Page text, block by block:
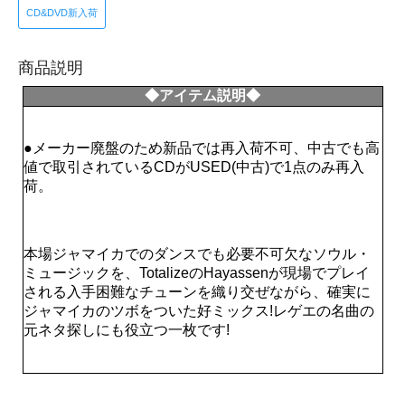
CD&DVD新入荷
商品説明
◆アイテム説明◆
●メーカー廃盤のため新品では再入荷不可、中古でも高
値で取引されているCDがUSED(中古)で1点のみ再入
荷。
本場ジャマイカでのダンスでも必要不可欠なソウル・
ミュージックを、TotalizeのHayassenが現場でプレイ
される入手困難なチューンを織り交ぜながら、確実に
ジャマイカのツボをついた好ミックス!レゲエの名曲の
元ネタ探しにも役立つ一枚です!